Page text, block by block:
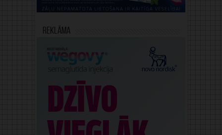
Reklāma